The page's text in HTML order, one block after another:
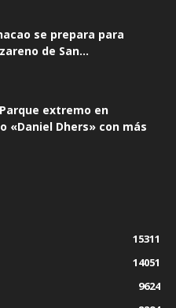
se prepara para
de San...
extremo en
«Daniel Dhers» con más
15311
14051
9624